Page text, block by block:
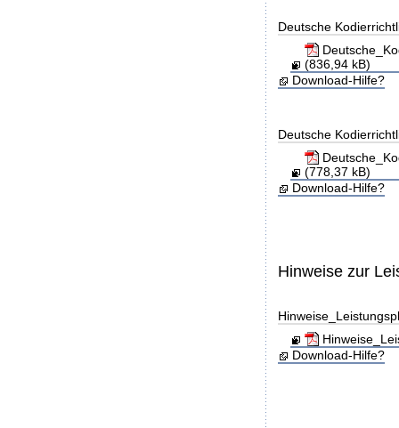
Deutsche
(836,94 kB)
Download-Hilfe?
Deutsche
(778,37 kB)
Download-Hilfe?
Hinweise zur
Download-Hilfe?